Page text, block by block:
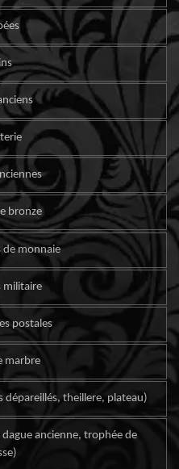
bronze
de monnaie
militaire
postales
marbre
theillere, plateau)
ancienne, trophée de